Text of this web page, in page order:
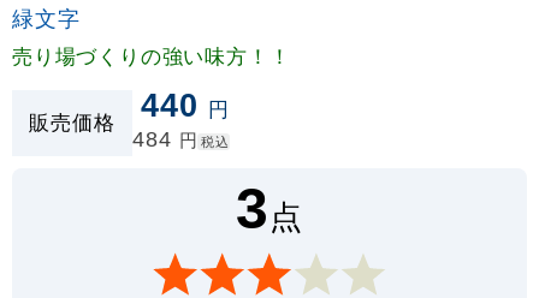
緑文字
売り場づくりの強い味方！！
販売価格 440 円
484 円 税込
3点